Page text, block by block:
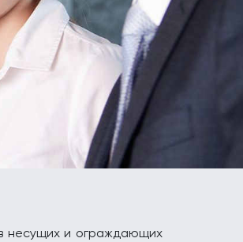
несущих и ограждающих